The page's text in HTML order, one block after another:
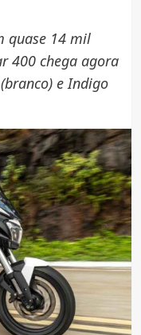
quase 14 mil
400 chega agora
e Indigo